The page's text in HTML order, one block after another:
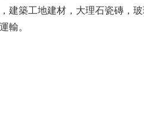
建築工地建材，大理石瓷磚，
輸。